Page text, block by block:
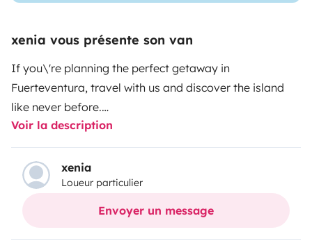
xenia vous présente son van
If you\'re planning the perfect getaway in
Fuerteventura, travel with us and discover the island
like never before.
Waking up every morning to the sound of the sea,
having breakfast with views of volcanic landscapes,
and sleeping under a starry sky... We know! Some
things are priceless.
Voir la description
xenia
Loueur particulier
Envoyer un message